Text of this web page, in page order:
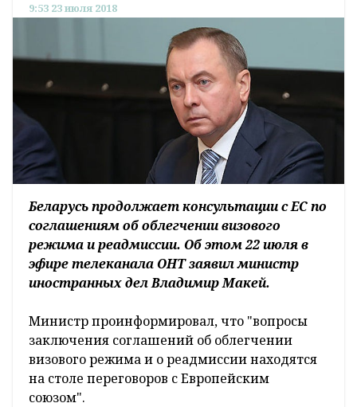
9:53 23 июля 2018
Беларусь продолжает консультации с ЕС по
соглашениям об облегчении визового
режима и реадмиссии. Об этом 22 июля в
эфире телеканала ОНТ заявил министр
иностранных дел Владимир Макей.
Министр проинформировал, что "вопросы
заключения соглашений об облегчении
визового режима и о реадмиссии находятся
на столе переговоров с Европейским
союзом".